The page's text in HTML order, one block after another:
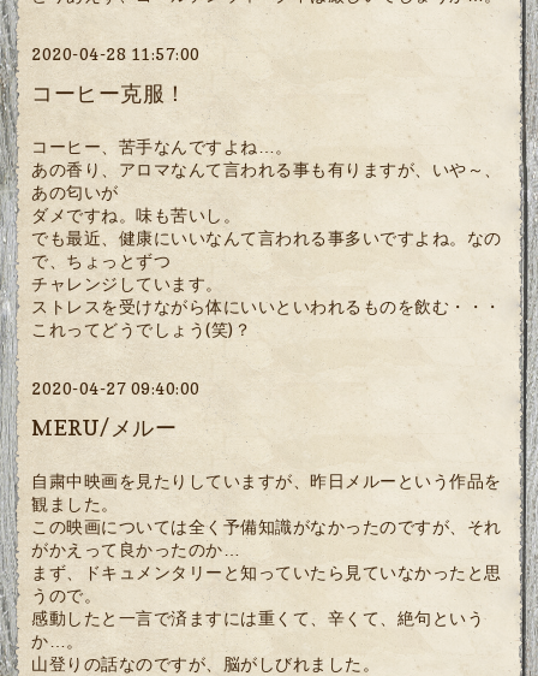
2020-04-28 11:57:00
コーヒー克服！
コーヒー、苦手なんですよね…。
あの香り、アロマなんて言われる事も有りますが、いや～、
あの匂いが
ダメですね。味も苦いし。
でも最近、健康にいいなんて言われる事多いですよね。なの
で、ちょっとずつ
チャレンジしています。
ストレスを受けながら体にいいといわれるものを飲む・・・
これってどうでしょう(笑)？
2020-04-27 09:40:00
MERU/メルー
自粛中映画を見たりしていますが、昨日メルーという作品を
観ました。
この映画については全く予備知識がなかったのですが、それ
がかえって良かったのか…
まず、ドキュメンタリーと知っていたら見ていなかったと思
うので。
感動したと一言で済ますには重くて、辛くて、絶句という
か…。
山登りの話なのですが、脳がしびれました。